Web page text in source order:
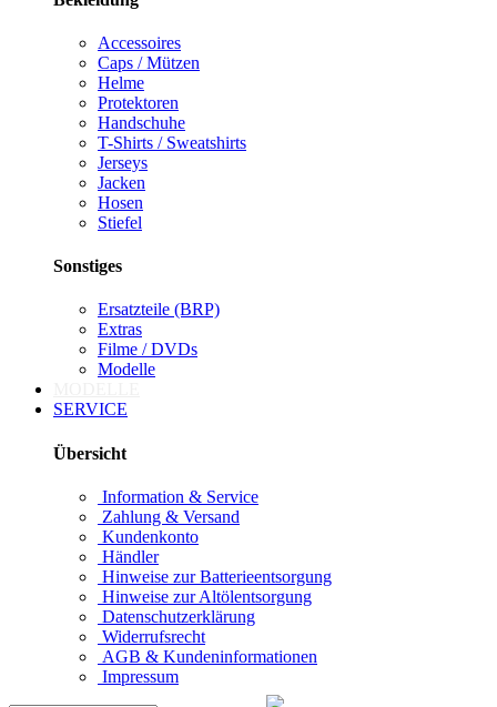
Accessoires
Caps / Mützen
Helme
Protektoren
Handschuhe
T-Shirts / Sweatshirts
Jerseys
Jacken
Hosen
Stiefel
Sonstiges
Ersatzteile (BRP)
Extras
Filme / DVDs
Modelle
SERVICE
Übersicht
Information & Service
Zahlung & Versand
Kundenkonto
Händler
Hinweise zur Batterieentsorgung
Hinweise zur Altölentsorgung
Datenschutzerklärung
Widerrufsrecht
AGB & Kundeninformationen
Impressum